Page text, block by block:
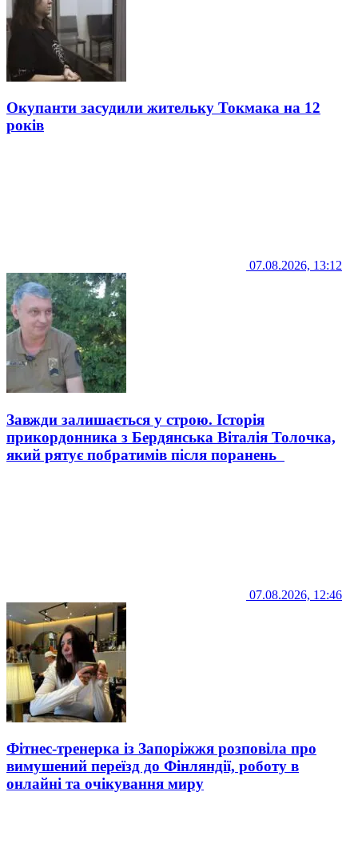
Окупанти засудили жительку Токмака на 12
років
07.08.2026, 13:12
Завжди залишається у строю. Історія
прикордонника з Бердянська Віталія Толочка,
який рятує побратимів після поранень
07.08.2026, 12:46
Фітнес-тренерка із Запоріжжя розповіла про
вимушений переїзд до Фінляндії, роботу в
онлайні та очікування миру